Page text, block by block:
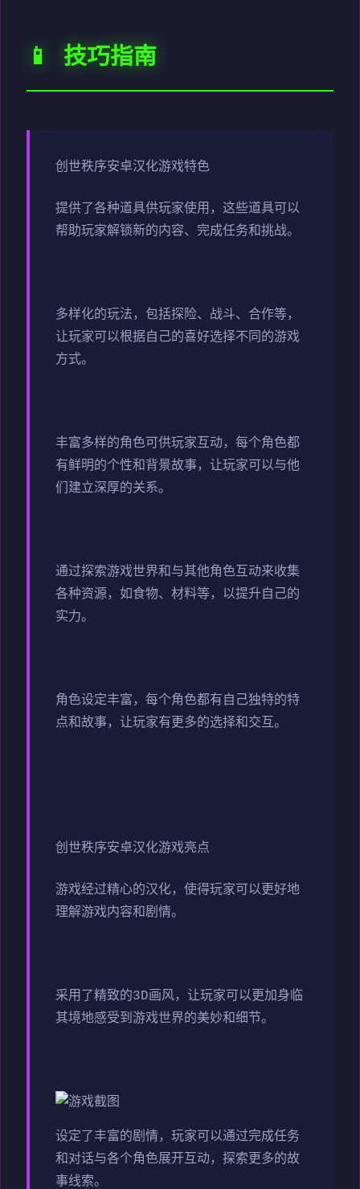
📱 技巧指南
创世秩序安卓汉化游戏特色
提供了各种道具供玩家使用，这些道具可以
帮助玩家解锁新的内容、完成任务和挑战。
多样化的玩法，包括探险、战斗、合作等，
让玩家可以根据自己的喜好选择不同的游戏
方式。
丰富多样的角色可供玩家互动，每个角色都
有鲜明的个性和背景故事，让玩家可以与他
们建立深厚的关系。
通过探索游戏世界和与其他角色互动来收集
各种资源，如食物、材料等，以提升自己的
实力。
角色设定丰富，每个角色都有自己独特的特
点和故事，让玩家有更多的选择和交互。
创世秩序安卓汉化游戏亮点
游戏经过精心的汉化，使得玩家可以更好地
理解游戏内容和剧情。
采用了精致的3D画风，让玩家可以更加身临
其境地感受到游戏世界的美妙和细节。
设定了丰富的剧情，玩家可以通过完成任务
和对话与各个角色展开互动，探索更多的故
事线索。